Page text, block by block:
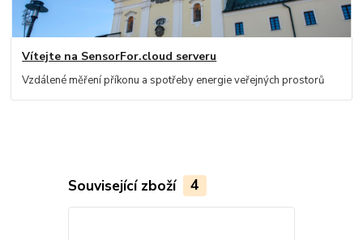
Vítejte na SensorFor.cloud serveru
Vzdálené měření příkonu a spotřeby energie veřejných prostorů
Související zboží 4